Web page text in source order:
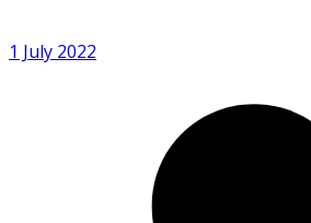
1 July 2022